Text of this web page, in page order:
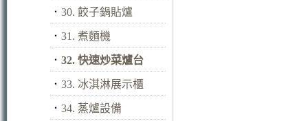
． 30. 餃子鍋貼爐
． 31. 煮麵機
． 32. 快速炒菜爐台
． 33. 冰淇淋展示櫃
． 34. 蒸爐設備